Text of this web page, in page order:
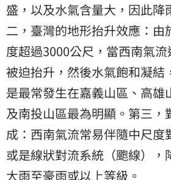
盛，以及水氣含量大，因此降
二，臺灣的地形抬升效應：由
度超過3000公尺，當西南氣
被迫抬升，然後水氣飽和凝結
是最常發生在嘉義山區、高雄
及南投山區最為明顯。第三，
成：西南氣流常易伴隨中尺度
或是線狀對流系統（颮線），
大雨至豪雨或以上等級。